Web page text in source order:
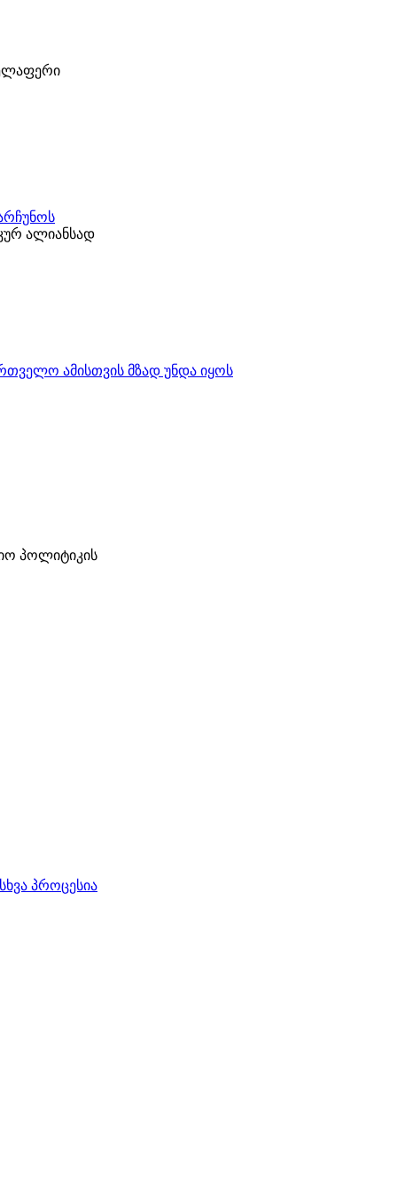
ალიანსად
ამისთვის მზად უნდა იყოს
პოლიტიკის
პროცესია